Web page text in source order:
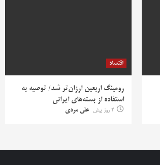
اقتصاد
رومینگ اربعین ارزان‌تر شد/ توصیه به
استفاده از بسته‌های ایرانی
2 روز پیش علی مردی